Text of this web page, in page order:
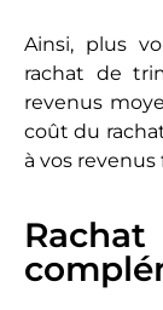
Ainsi, plus
rachat de
revenus
coût du
à vos revenus